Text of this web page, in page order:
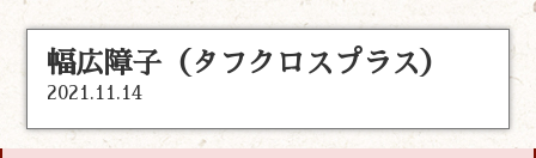
幅広障子（タフクロスプラス）
2021.11.14